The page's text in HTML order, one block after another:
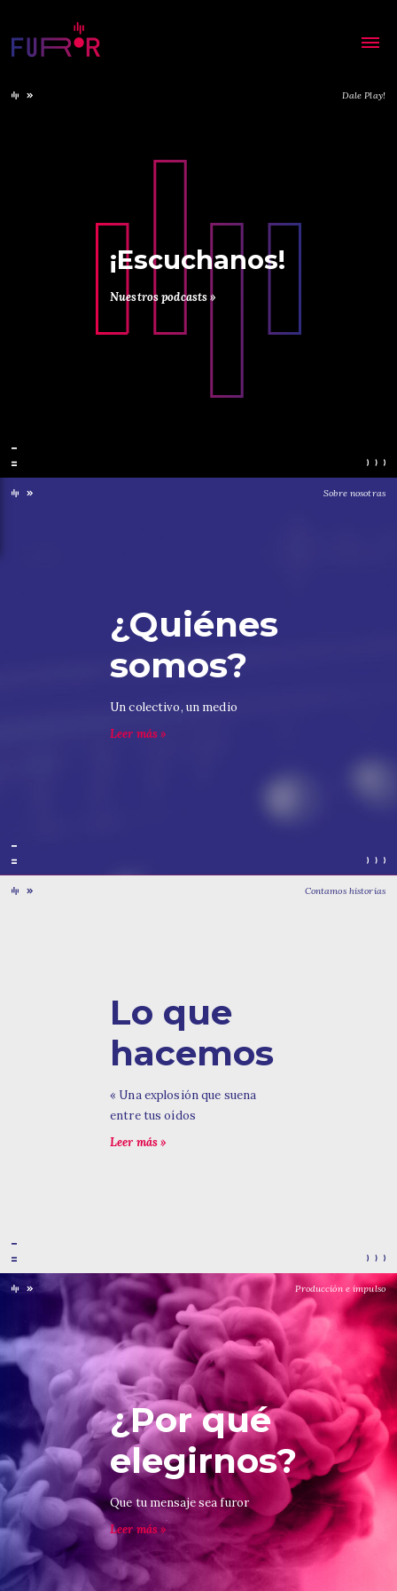
Dale Play!
¡Escuchanos!
Nuestros podcasts »
Sobre nosotras
¿Quiénes
somos?
Un colectivo, un medio
Leer más »
Contamos historias
Lo que
hacemos
« Una explosión que suena
entre tus oídos
Leer más »
Producción e impulso
¿Por qué
elegirnos?
Que tu mensaje sea furor
Leer más »